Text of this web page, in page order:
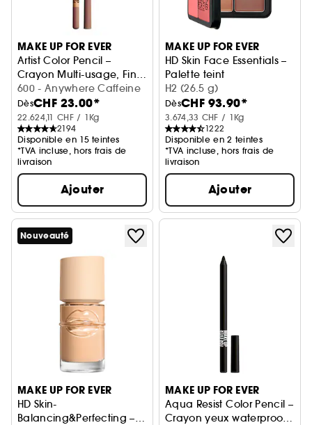
MAKE UP FOR EVER
Artist Color Pencil –
Crayon Multi-usage, Fini
Mat Ou Scintillant
600 - Anywhere Caffeine
DèsCHF 23.00*
22.624,11 CHF / 1Kg
2194
Disponible en 15 teintes
*TVA incluse, hors frais de
livraison
Ajouter
MAKE UP FOR EVER
HD Skin Face Essentials –
Palette teint
H2 (26.5 g)
DèsCHF 93.90*
3.674,33 CHF / 1Kg
1222
Disponible en 2 teintes
*TVA incluse, hors frais de
livraison
Ajouter
Nouveauté
MAKE UP FOR EVER
HD Skin-
Balancing&Perfecting –
MAKE UP FOR EVER
Aqua Resist Color Pencil –
Crayon yeux waterproof,